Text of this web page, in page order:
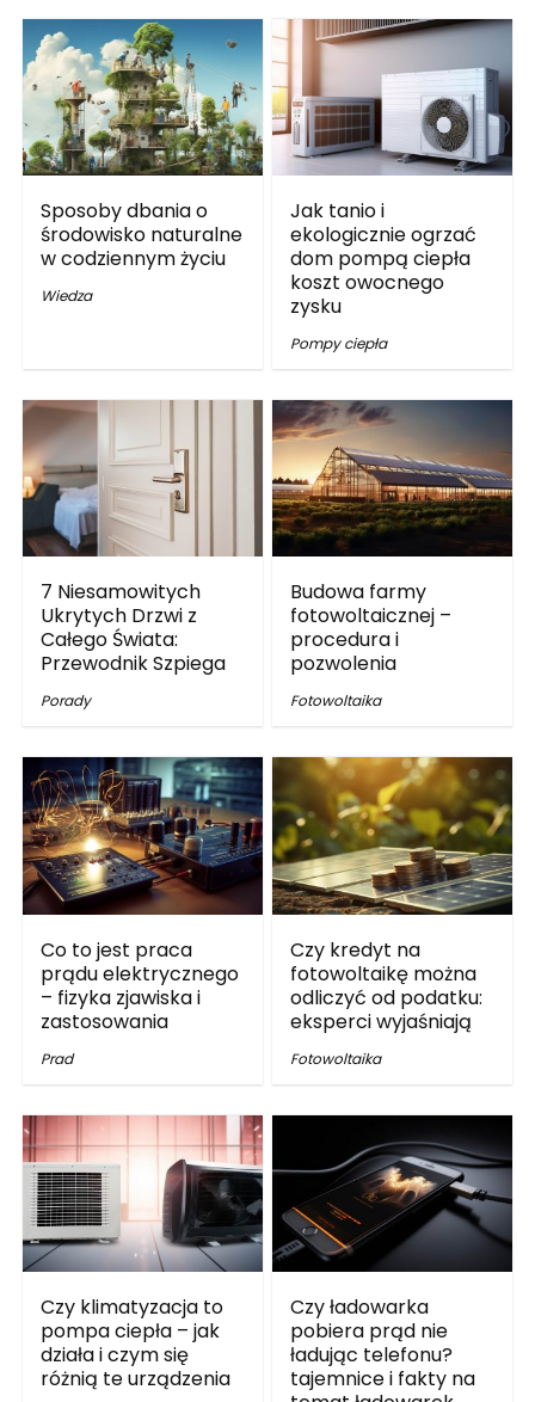
Sposoby dbania o
środowisko naturalne
w codziennym życiu
Wiedza
Jak tanio i
ekologicznie ogrzać
dom pompą ciepła
koszt owocnego
zysku
Pompy ciepła
7 Niesamowitych
Ukrytych Drzwi z
Całego Świata:
Przewodnik Szpiega
Porady
Budowa farmy
fotowoltaicznej –
procedura i
pozwolenia
Fotowoltaika
Co to jest praca
prądu elektrycznego
– fizyka zjawiska i
zastosowania
Prad
Czy kredyt na
fotowoltaikę można
odliczyć od podatku:
eksperci wyjaśniają
Fotowoltaika
Czy klimatyzacja to
pompa ciepła – jak
działa i czym się
różnią te urządzenia
Czy ładowarka
pobiera prąd nie
ładując telefonu?
tajemnice i fakty na